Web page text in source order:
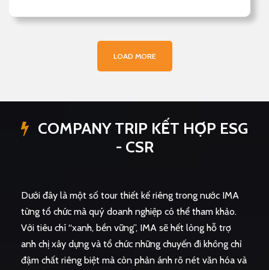
LOAD MORE
COMPANY TRIP KẾT HỢP ESG
- CSR
Dưới đây là một số tour thiết kế riêng trong nước IMA
từng tổ chức mà quý doanh nghiệp có thể tham khảo.
Với tiêu chí “xanh, bền vững”, IMA sẽ hết lòng hỗ trợ
anh chị xây dựng và tổ chức những chuyến đi không chỉ
đậm chất riêng biệt mà còn phản ánh rõ nét văn hóa và